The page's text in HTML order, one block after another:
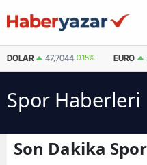
DOLAR 47,7044 0.15% EURO
Spor Haberleri
Son Dakika